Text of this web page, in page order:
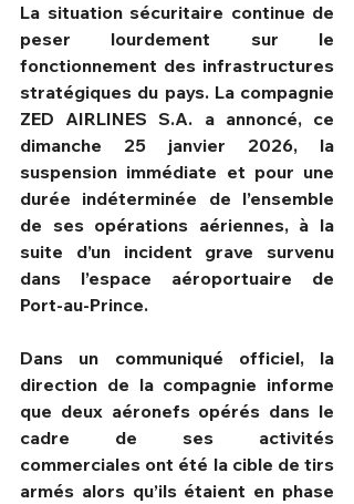
HPN Live
La situation sécuritaire continue de
peser lourdement sur le
fonctionnement des infrastructures
stratégiques du pays. La compagnie
ZED AIRLINES S.A. a annoncé, ce
dimanche 25 janvier 2026, la
suspension immédiate et pour une
durée indéterminée de l’ensemble
de ses opérations aériennes, à la
suite d’un incident grave survenu
dans l’espace aéroportuaire de
Port-au-Prince.
Dans un communiqué officiel, la
direction de la compagnie informe
que deux aéronefs opérés dans le
cadre de ses activités
commerciales ont été la cible de tirs
armés alors qu’ils étaient en phase